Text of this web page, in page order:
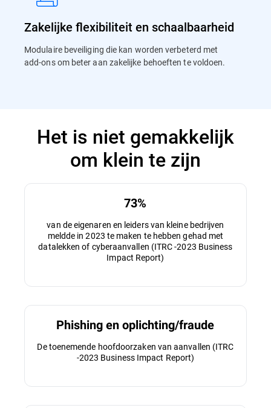
Zakelijke flexibiliteit en schaalbaarheid
Modulaire beveiliging die kan worden verbeterd met
add-ons om beter aan zakelijke behoeften te voldoen.
Het is niet gemakkelijk
om klein te zijn
73%
van de eigenaren en leiders van kleine bedrijven
meldde in 2023 te maken te hebben gehad met
datalekken of cyberaanvallen (ITRC -2023 Business
Impact Report)
Phishing en oplichting/fraude
De toenemende hoofdoorzaken van aanvallen (ITRC
-2023 Business Impact Report)